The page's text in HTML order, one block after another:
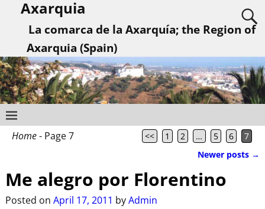
Axarquia
La comarca de la Axarquía; the Region of
Axarquia (Spain)
Home- Page 7 << 1 2 … 5 6 7
Newer posts →
Me alegro por Florentino
Posted on April 17, 2011 byAdmin